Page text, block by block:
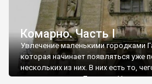
Комарно. Часть І
Увлечение маленькими городками
которая начинает появляться уже
нескольких из них. В них есть то,
величественных Львове и